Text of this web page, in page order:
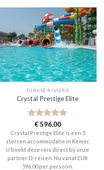
TURKSE RIVIERA
Crystal Prestige Elite
Gewaardeerd
5uit 5
€596,00
Crystal Prestige Elite is een 5
sterren accommodatie in Kemer.
U boekt deze reis direct bij onze
partner D-reizen. Nu vanaf EUR
596.00 per persoon.